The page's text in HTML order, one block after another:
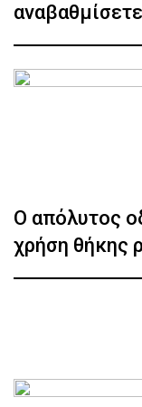
Ο απόλυτος
χρήση θήκης